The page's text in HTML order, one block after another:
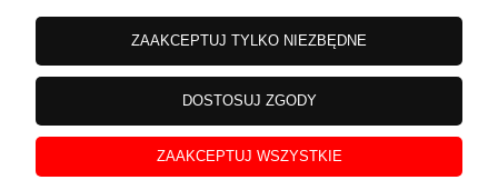
PŁATNOŚCI I DOSTAWA
INFORMACJE
O NAS
ZAAKCEPTUJ TYLKO NIEZBĘDNE
DOSTOSUJ ZGODY
ZAAKCEPTUJ WSZYSTKIE